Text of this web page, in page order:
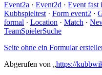
Event2a · Event2d · Event fast
Kubbspieltest · Form event2 ·
formal · Location · Match ·
TeamSpielerSuche
Seite ohne ein Formular
Abgerufen von „https://